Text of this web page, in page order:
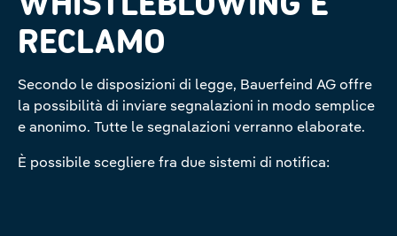
RECLAMO
Secondo le disposizioni di legge, Bauerfeind AG offre
la possibilità di inviare segnalazioni in modo semplice
e anonimo. Tutte le segnalazioni verranno elaborate.
È possibile scegliere fra due sistemi di notifica: